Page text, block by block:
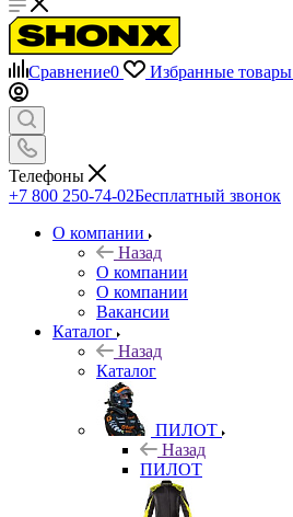
Сравнение0 Избранные товары
Телефоны
+7 800 250-74-02Бесплатный звонок
О компании
Назад
О компании
О компании
Вакансии
Каталог
Назад
Каталог
ПИЛОТ
Назад
ПИЛОТ